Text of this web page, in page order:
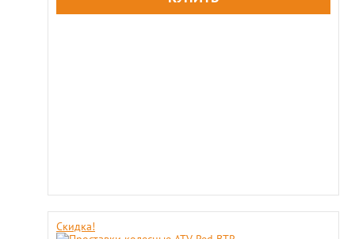
Скидка!